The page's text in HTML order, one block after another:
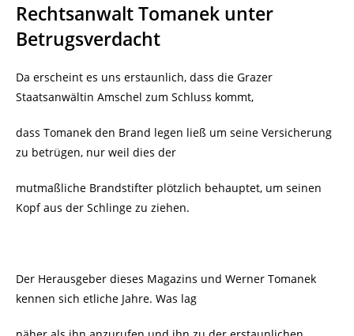
Rechtsanwalt Tomanek unter
Betrugsverdacht
Da erscheint es uns erstaunlich, dass die Grazer
Staatsanwältin Amschel zum Schluss kommt,
dass Tomanek den Brand legen ließ um seine Versicherung
zu betrügen, nur weil dies der
mutmaßliche Brandstifter plötzlich behauptet, um seinen
Kopf aus der Schlinge zu ziehen.
Der Herausgeber dieses Magazins und Werner Tomanek
kennen sich etliche Jahre. Was lag